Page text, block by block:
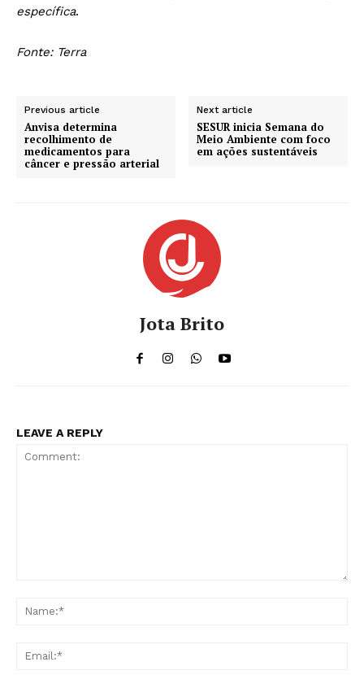
específica.
Fonte: Terra
Previous article
Anvisa determina
recolhimento de
medicamentos para
câncer e pressão arterial
Next article
SESUR inicia Semana do
Meio Ambiente com foco
em ações sustentáveis
Jota Brito
LEAVE A REPLY